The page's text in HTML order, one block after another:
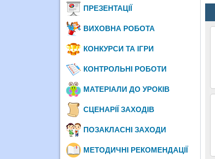
ПРЕЗЕНТАЦІЇ
ВИХОВНА РОБОТА
КОНКУРСИ ТА ІГРИ
КОНТРОЛЬНІ РОБОТИ
МАТЕРІАЛИ ДО УРОКІВ
СЦЕНАРІЇ ЗАХОДІВ
ПОЗАКЛАСНІ ЗАХОДИ
МЕТОДИЧНІ РЕКОМЕНДАЦІЇ